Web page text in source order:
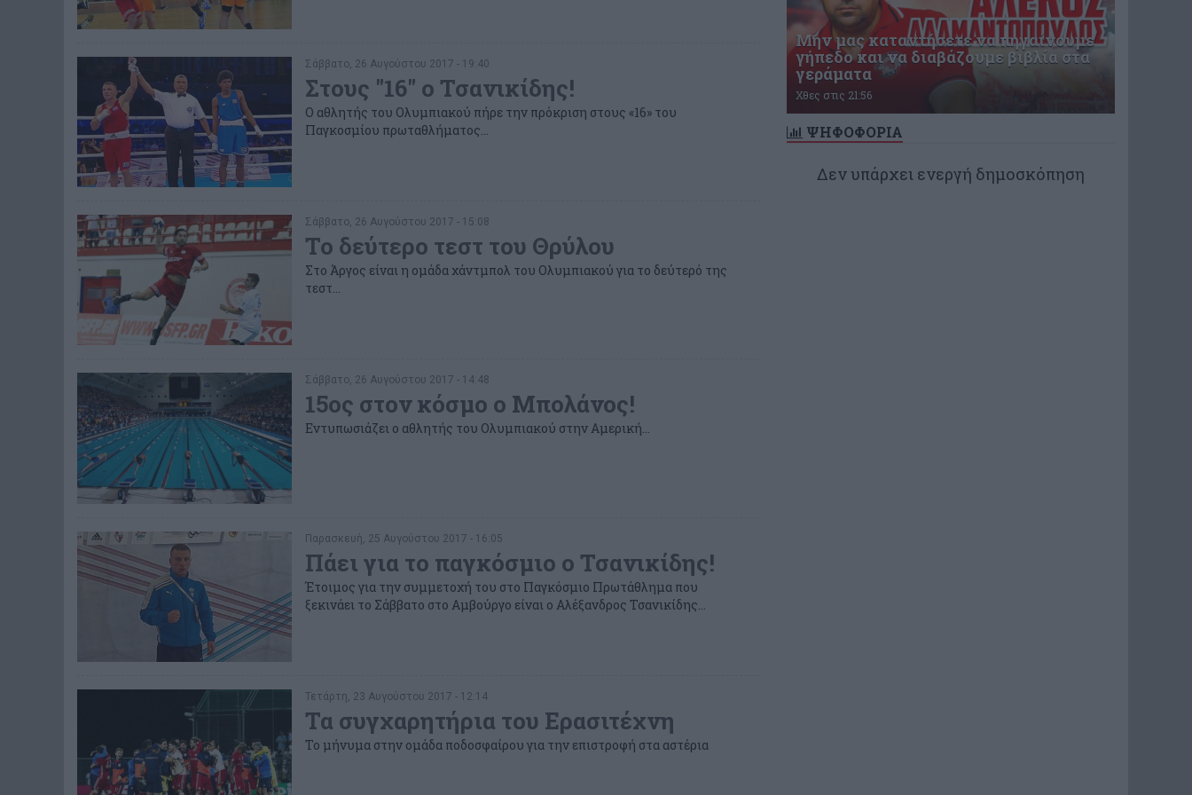
Σάββατο, 26 Αυγούστου 2017 - 19:40
Στους "16" ο Τσανικίδης!
Ο αθλητής του Ολυμπιακού πήρε την πρόκριση στους «16» του
Παγκοσμίου πρωταθλήματος...
Σάββατο, 26 Αυγούστου 2017 - 15:08
Το δεύτερο τεστ του Θρύλου
Στο Άργος είναι η ομάδα χάντμπολ του Ολυμπιακού για το δεύτερό της
τεστ...
Σάββατο, 26 Αυγούστου 2017 - 14:48
15ος στον κόσμο ο Μπολάνος!
Εντυπωσιάζει ο αθλητής του Ολυμπιακού στην Αμερική...
Παρασκευή, 25 Αυγούστου 2017 - 16:05
Πάει για το παγκόσμιο ο Τσανικίδης!
Έτοιμος για την συμμετοχή του στο Παγκόσμιο Πρωτάθλημα που
ξεκινάει το Σάββατο στο Αμβούργο είναι ο Αλέξανδρος Τσανικίδης...
Τετάρτη, 23 Αυγούστου 2017 - 12:14
Τα συγχαρητήρια του Ερασιτέχνη
Το μήνυμα στην ομάδα ποδοσφαίρου για την επιστροφή στα αστέρια
Μην μας καταντήσετε να πηγαίνουμε
γήπεδο και να διαβάζουμε βιβλία στα
γεράματα
Χθες στις 21:56
ΨΗΦΟΦΟΡΙΑ
Δεν υπάρχει ενεργή δημοσκόπηση